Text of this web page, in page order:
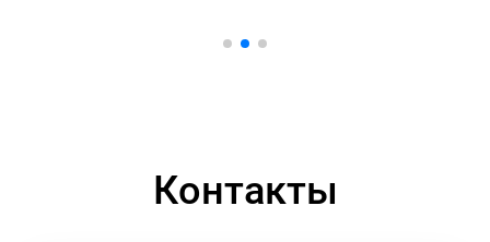
Контакты